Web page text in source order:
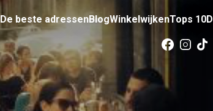
De beste adressenBlogWinkelwijkenTops 10